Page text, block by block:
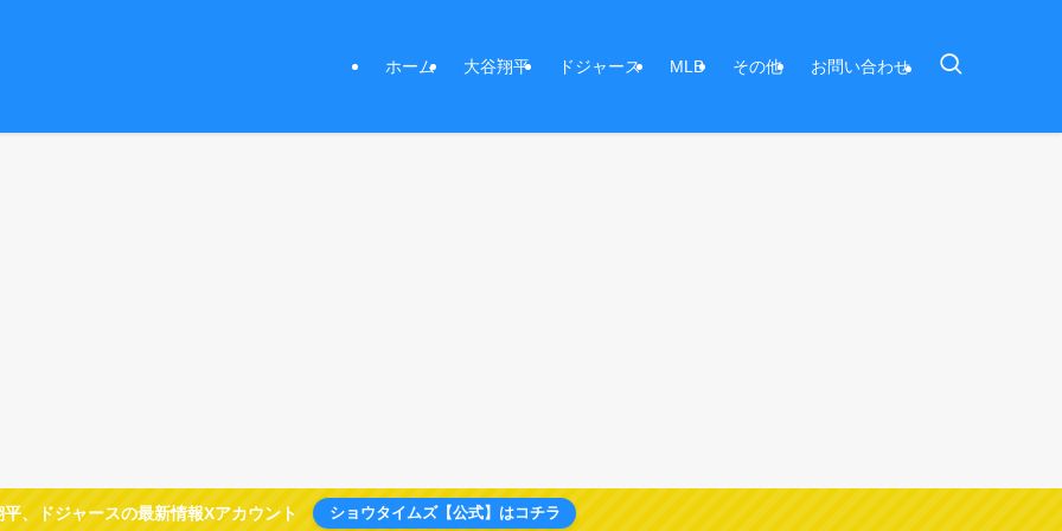
ホーム 大谷翔平 ドジャース MLB その他 お問い合わせ
平、ドジャースの最新情報Xアカウント ショウタイムズ【公式】はコチラ